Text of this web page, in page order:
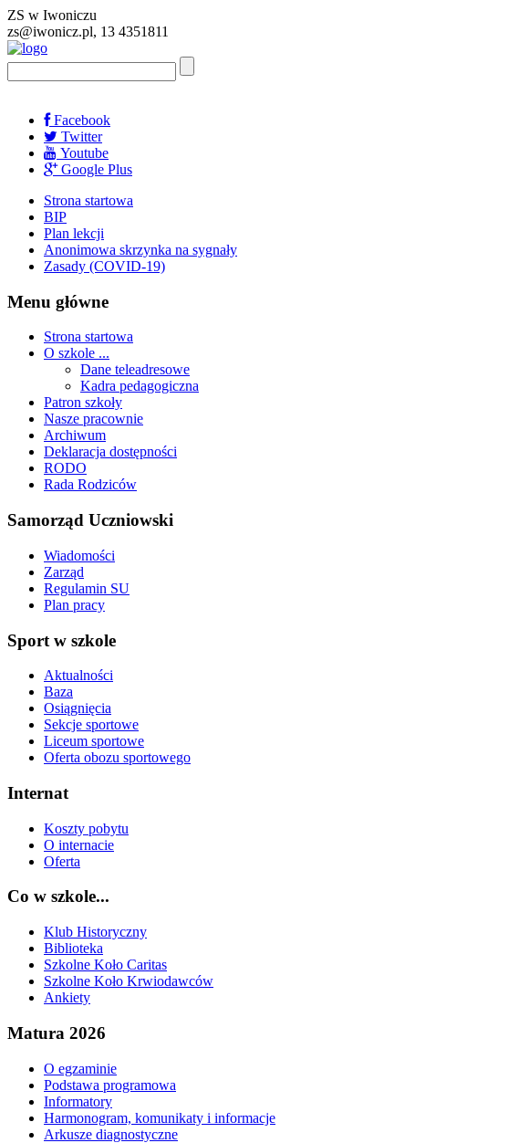
ZS w Iwoniczu
zs@iwonicz.pl, 13 4351811
Facebook
Twitter
Youtube
Google Plus
Strona startowa
BIP
Plan lekcji
Anonimowa skrzynka na sygnały
Zasady (COVID-19)
Menu główne
Strona startowa
O szkole ...
Dane teleadresowe
Kadra pedagogiczna
Patron szkoły
Nasze pracownie
Archiwum
Deklaracja dostępności
RODO
Rada Rodziców
Samorząd Uczniowski
Wiadomości
Zarząd
Regulamin SU
Plan pracy
Sport w szkole
Aktualności
Baza
Osiągnięcia
Sekcje sportowe
Liceum sportowe
Oferta obozu sportowego
Internat
Koszty pobytu
O internacie
Oferta
Co w szkole...
Klub Historyczny
Biblioteka
Szkolne Koło Caritas
Szkolne Koło Krwiodawców
Ankiety
Matura 2026
O egzaminie
Podstawa programowa
Informatory
Harmonogram, komunikaty i informacje
Arkusze diagnostyczne